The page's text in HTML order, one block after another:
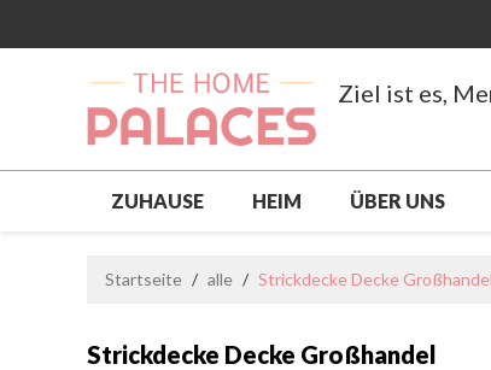
Ziel ist es,
ZUHAUSE HEIM ÜBER UNS
Startseite / alle / Strickdecke Decke Großhandel
Strickdecke Decke Großhandel